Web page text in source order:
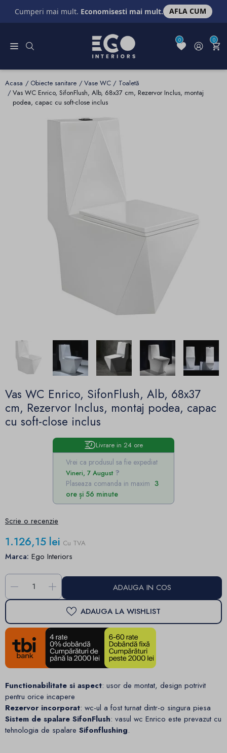
Cumperi mai mult. Economisesti mai mult. AFLA CUM
0 0
Acasa Obiecte sanitare
Vase WC / Toaletă
Vas WC Enrico, SifonFlush, Alb, 68x37 cm, Rezervor Inclus, montaj
podea, capac cu soft-close inclus
Vas WC Enrico, SifonFlush, Alb, 68x37
cm, Rezervor Inclus, montaj podea, capac
cu soft-close inclus
Livrare in 24 ore
Vrei ca produsul sa fie expediat
Vineri, 7 August
Plaseaza comanda in maxim 3
ore și 56 minute
Scrie o recenzie
1.126,15 lei Cu TVA
Marca: Ego Interiors
- + ADAUGA IN COS
ADAUGA LA WISHLIST
Functionabilitate si aspect: usor de montat, design potrivit
pentru orice incapere
Rezervor incorporat: wc-ul a fost turnat dintr-o singura piesa
Sistem de spalare SifonFlush: vasul wc Enrico este prevazut cu
tehnologia de spalare Sifonflushing.